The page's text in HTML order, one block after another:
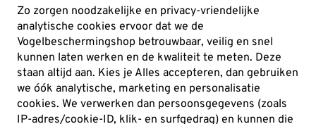
Zo zorgen noodzakelijke en privacy-vriendelijke
analytische cookies ervoor dat we de
Vogelbeschermingshop betrouwbaar, veilig en snel
kunnen laten werken en de kwaliteit te meten. Deze
staan altijd aan. Kies je Alles accepteren, dan gebruiken
we óók analytische, marketing en personalisatie
cookies. We verwerken dan persoonsgegevens (zoals
IP-adres/cookie-ID, klik- en surfgedrag) en kunnen die
NIEUW